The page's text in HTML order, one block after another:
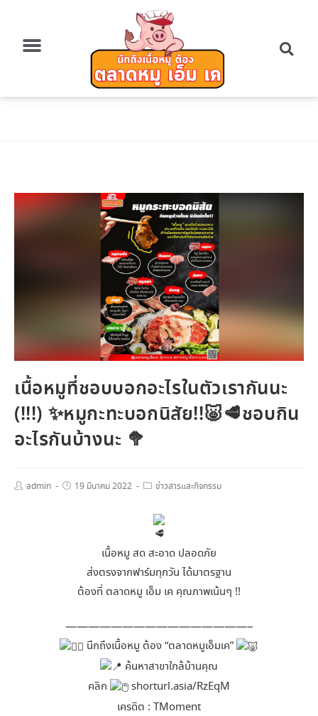
เนื้อหมูที่ชอบบอกอะไรในตัวเรากันนะ
(!!!) ✨หมูกะทะบอกนิสัย!!🐷🥩ชอบกิน
อะไรกันบ้างนะ 🥦
admin 19 มีนาคม 2022 ข่าวสารและกิจกรรม
เนื้อหมู สด สะอาด ปลอดภัย
ส่งตรงจากฟาร์มทุกวัน ได้มาตรฐาน
ต้องที่ ตลาดหมู เอ็ม เค คุณภาพเน้นๆ !!
————————————————–
นึกถึงเนื้อหมู ต้อง “ตลาดหมูเอ็มเค”
ค้นหาสาขาใกล้บ้านคุณ
คลิก
shorturl.asia/RzEqM
เครดิต : TMoment